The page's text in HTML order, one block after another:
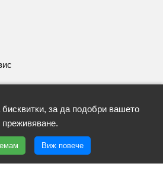
| Всички права запазени |
Политика GDPR| Уеб дизайн и SEO
от Трибест
бисквитки, за да подобри вашето
преживяване.
Виж повече